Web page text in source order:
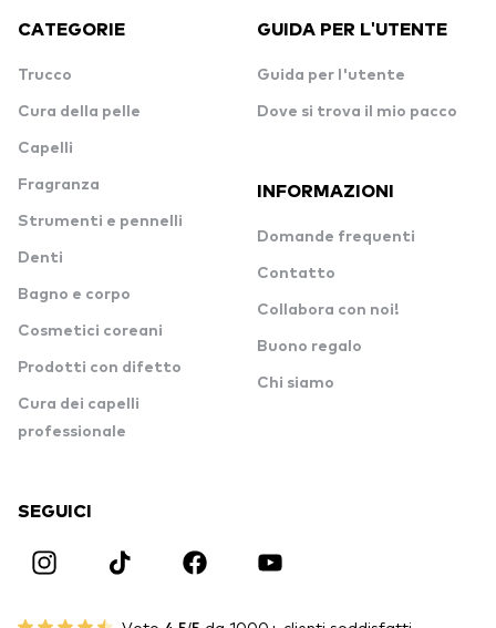
CATEGORIE
Trucco
Cura della pelle
Capelli
Fragranza
Strumenti e pennelli
Denti
Bagno e corpo
Cosmetici coreani
Prodotti con difetto
Cura dei capelli
professionale
GUIDA PER L'UTENTE
Guida per l'utente
Dove si trova il mio pacco
INFORMAZIONI
Domande frequenti
Contatto
Collabora con noi!
Buono regalo
Chi siamo
SEGUICI